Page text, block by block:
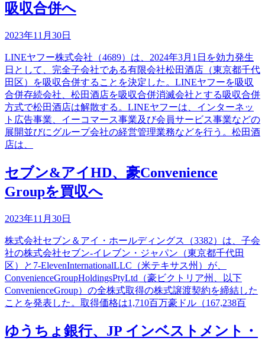
吸収合併へ
2023年11月30日
LINEヤフー株式会社（4689）は、2024年3月1日を効力発生
日として、完全子会社である有限会社松田酒店（東京都千代
田区）を吸収合併することを決定した。LINEヤフーを吸収
合併存続会社、松田酒店を吸収合併消滅会社とする吸収合併
方式で松田酒店は解散する。LINEヤフーは、インターネッ
ト広告事業、イーコマース事業及び会員サービス事業などの
展開並びにグループ会社の経営管理業務などを行う。松田酒
店は、
セブン&アイHD、豪Convenience
Groupを買収へ
2023年11月30日
株式会社セブン＆アイ・ホールディングス（3382）は、子会
社の株式会社セブン‐イレブン・ジャパン（東京都千代田
区）と7-ElevenInternationalLLC（米テキサス州）が、
ConvenienceGroupHoldingsPtyLtd（豪ビクトリア州、以下
ConvenienceGroup）の全株式取得の株式譲渡契約を締結した
ことを発表した。取得価格は1,710百万豪ドル（167,238百
ゆうちょ銀行、JP インベストメント・